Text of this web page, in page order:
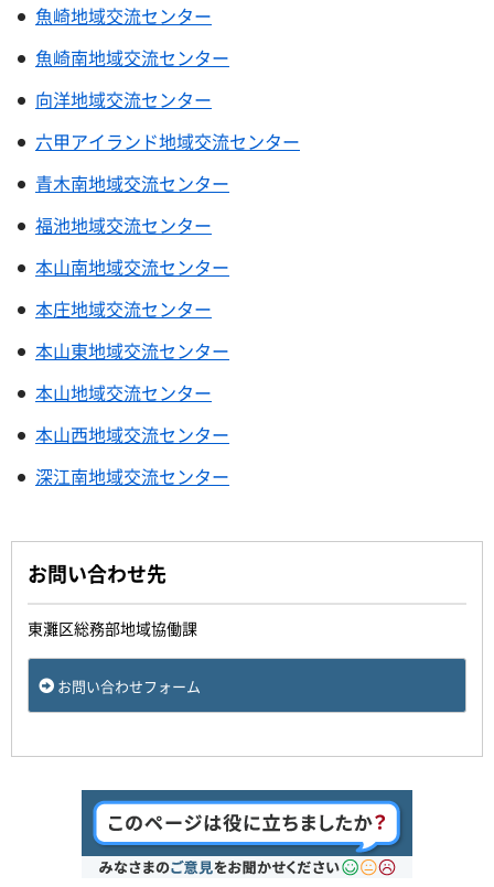
魚崎地域交流センター
魚崎南地域交流センター
向洋地域交流センター
六甲アイランド地域交流センター
青木南地域交流センター
福池地域交流センター
本山南地域交流センター
本庄地域交流センター
本山東地域交流センター
本山地域交流センター
本山西地域交流センター
深江南地域交流センター
お問い合わせ先
東灘区総務部地域協働課
お問い合わせフォーム